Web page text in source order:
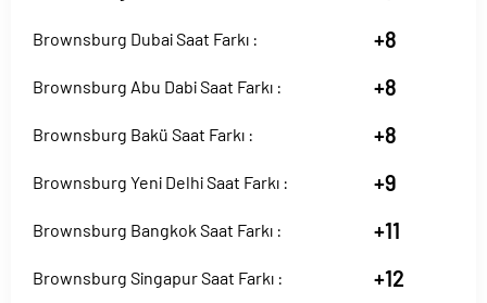
Brownsburg Dubai Saat Farkı : +8
Brownsburg Abu Dabi Saat Farkı : +8
Brownsburg Bakü Saat Farkı : +8
Brownsburg Yeni Delhi Saat Farkı : +9
Brownsburg Bangkok Saat Farkı : +11
Brownsburg Singapur Saat Farkı : +12